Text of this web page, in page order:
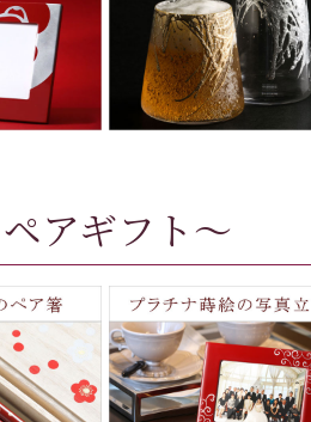
アギフト～